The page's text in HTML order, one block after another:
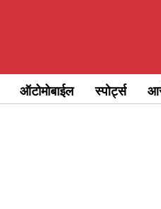
ऑटोमोबाईल स्पोर्ट्स